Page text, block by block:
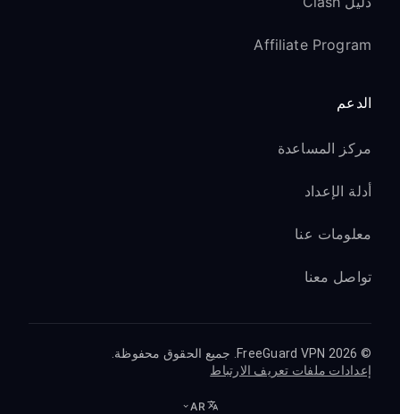
Affiliate Program
الدعم
مركز المساعدة
أدلة الإعداد
معلومات عنا
تواصل معنا
© 2026 FreeGuard VPN. جميع الحقوق محفوظة.
إعدادات ملفات تعريف الارتباط
AR